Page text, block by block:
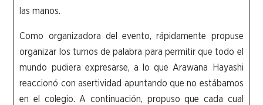
las manos.
Como organizadora del evento, rápidamente propuse
organizar los turnos de palabra para permitir que todo el
mundo pudiera expresarse, a lo que Arawana Hayashi
reaccionó con asertividad apuntando que no estábamos
en el colegio. A continuación, propuso que cada cual